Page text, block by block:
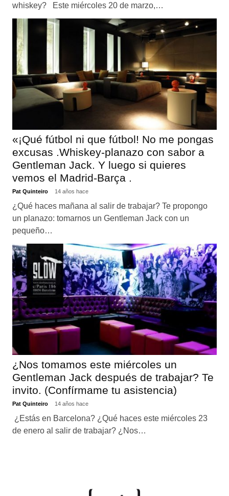
whiskey? Este miércoles 20 de marzo,…
«¡Qué fútbol ni que fútbol! No me pongas
excusas .Whiskey-planazo con sabor a
Gentleman Jack. Y luego si quieres
vemos el Madrid-Barça .
Pat Quinteiro 14 años hace
¿Qué haces mañana al salir de trabajar? Te propongo
un planazo: tomarnos un Gentleman Jack con un
pequeño…
¿Nos tomamos este miércoles un
Gentleman Jack después de trabajar? Te
invito. (Confírmame tu asistencia)
Pat Quinteiro 14 años hace
¿Estás en Barcelona? ¿Qué haces este miércoles 23
de enero al salir de trabajar? ¿Nos…